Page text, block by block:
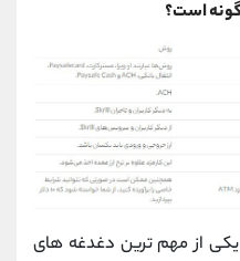
هزینه های بهره برداری از skrill یکی از مهم ترین دغدغه های